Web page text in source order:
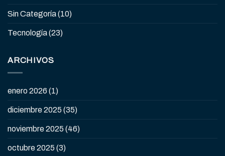
Sin Categoría(10)
Tecnología(23)
ARCHIVOS
enero 2026 (1)
diciembre 2025 (35)
noviembre 2025 (46)
octubre 2025 (3)